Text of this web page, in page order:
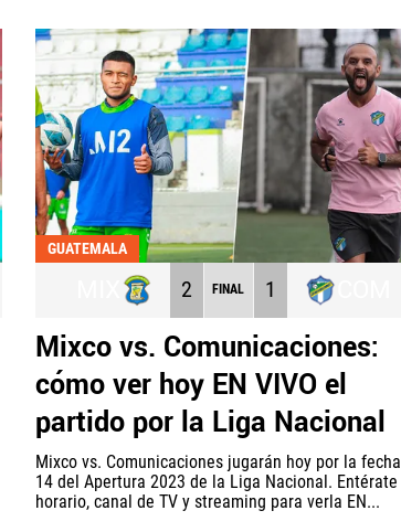
GUATEMALA
2 FINAL 1
Mixco vs. Comunicaciones:
cómo ver hoy EN VIVO el
partido por la Liga Nacional
Mixco vs. Comunicaciones jugarán hoy por la fecha
14 del Apertura 2023 de la Liga Nacional. Entérate
horario, canal de TV y streaming para verla EN...